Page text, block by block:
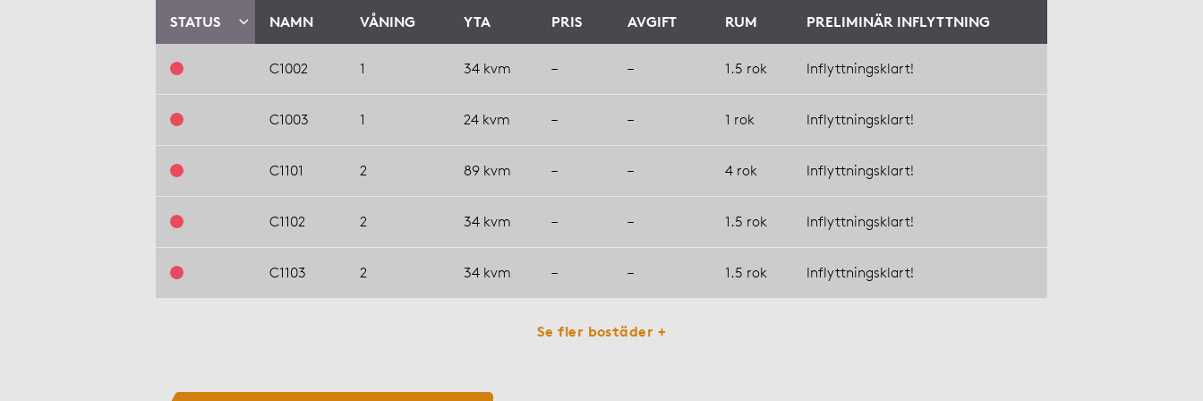
STATUS NAMN VÅNING YTA PRIS AVGIFT RUM PRELIMINÄR INFLYTTNING
C1002 1 34 kvm – – 1.5 rok Inflyttningsklart!
C1003 1 24 kvm – – 1 rok Inflyttningsklart!
C1101 2 89 kvm – – 4 rok Inflyttningsklart!
C1102 2 34 kvm – – 1.5 rok Inflyttningsklart!
C1103 2 34 kvm – – 1.5 rok Inflyttningsklart!
Se fler bostäder +